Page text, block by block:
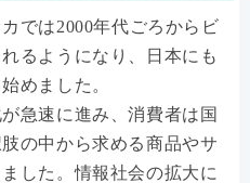
では2000年代ごろからビ
るようになり、日本にも
めました。
急速に進み、消費者は国
の中から求める商品やサ
した。情報社会の拡大に